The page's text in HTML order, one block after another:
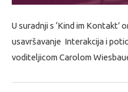
U suradnji s ‘Kind im
usavršavanje Interakcija i
voditeljicom Carolom